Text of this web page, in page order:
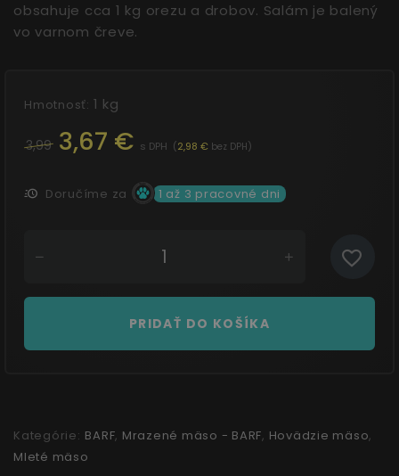
obsahuje cca 1 kg orezu a drobov. Salám je balený
vo varnom čreve.
Hmotnosť: 1 kg
3,99 3,67 € s DPH (2,98 € bez DPH)
Doručíme za 1 až 3 pracovné dni
PRIDAŤ DO KOŠÍKA
Kategórie: BARF, Mrazené mäso - BARF, Hovädzie mäso,
Mleté mäso